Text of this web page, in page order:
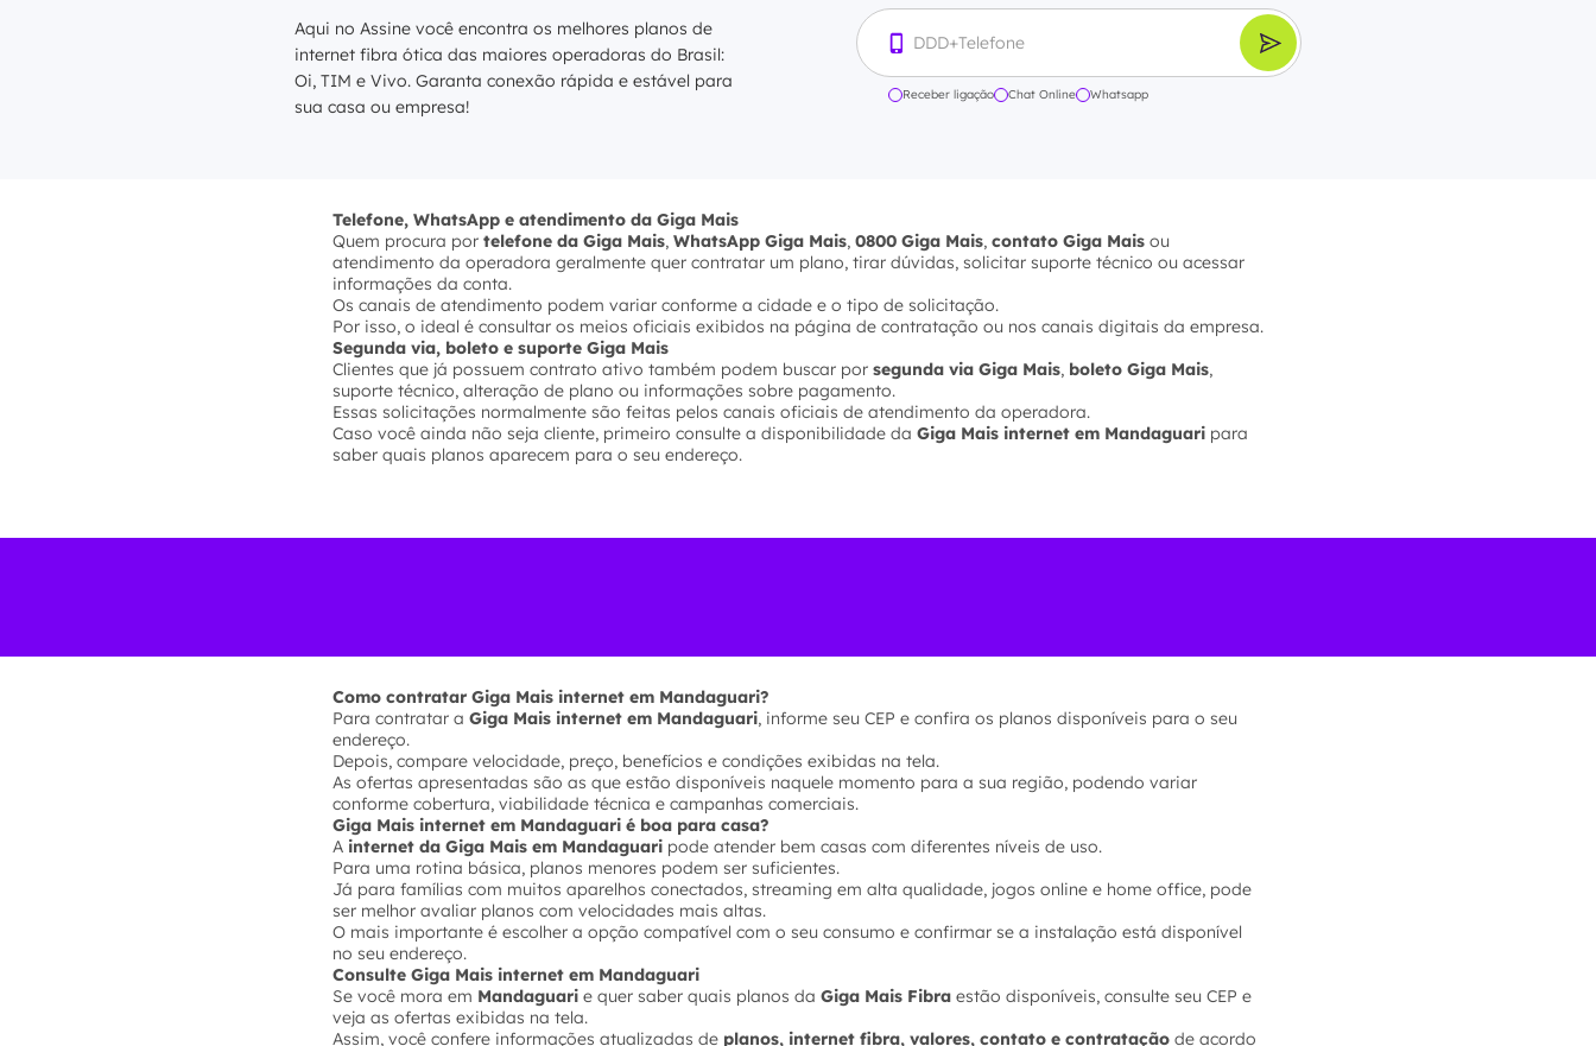
Aqui no Assine você encontra os melhores planos de
internet fibra ótica das maiores operadoras do Brasil:
Oi, TIM e Vivo. Garanta conexão rápida e estável para
sua casa ou empresa!
Receber ligação Chat Online Whatsapp
Telefone, WhatsApp e atendimento da Giga Mais
Quem procura por telefone da Giga Mais, WhatsApp Giga Mais, 0800 Giga Mais, contato Giga Mais ou
atendimento da operadora geralmente quer contratar um plano, tirar dúvidas, solicitar suporte técnico ou acessar
informações da conta.
Os canais de atendimento podem variar conforme a cidade e o tipo de solicitação.
Por isso, o ideal é consultar os meios oficiais exibidos na página de contratação ou nos canais digitais da empresa.
Segunda via, boleto e suporte Giga Mais
Clientes que já possuem contrato ativo também podem buscar por segunda via Giga Mais, boleto Giga Mais,
suporte técnico, alteração de plano ou informações sobre pagamento.
Essas solicitações normalmente são feitas pelos canais oficiais de atendimento da operadora.
Caso você ainda não seja cliente, primeiro consulte a disponibilidade da Giga Mais internet em Mandaguari para
saber quais planos aparecem para o seu endereço.
Como contratar Giga Mais internet em Mandaguari?
Para contratar a Giga Mais internet em Mandaguari, informe seu CEP e confira os planos disponíveis para o seu
endereço.
Depois, compare velocidade, preço, benefícios e condições exibidas na tela.
As ofertas apresentadas são as que estão disponíveis naquele momento para a sua região, podendo variar
conforme cobertura, viabilidade técnica e campanhas comerciais.
Giga Mais internet em Mandaguari é boa para casa?
A internet da Giga Mais em Mandaguari pode atender bem casas com diferentes níveis de uso.
Para uma rotina básica, planos menores podem ser suficientes.
Já para famílias com muitos aparelhos conectados, streaming em alta qualidade, jogos online e home office, pode
ser melhor avaliar planos com velocidades mais altas.
O mais importante é escolher a opção compatível com o seu consumo e confirmar se a instalação está disponível
no seu endereço.
Consulte Giga Mais internet em Mandaguari
Se você mora em Mandaguari e quer saber quais planos da Giga Mais Fibra estão disponíveis, consulte seu CEP e
veja as ofertas exibidas na tela.
Assim, você confere informações atualizadas de planos, internet fibra, valores, contato e contratação de acordo